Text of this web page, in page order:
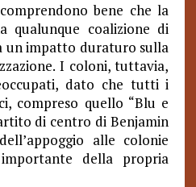
bene che la
qualunque coalizione di
un impatto duraturo sulla
I coloni, tuttavia,
dato che tutti i
compreso quello “Blu e
di centro di Benjamin
alle colonie
della propria